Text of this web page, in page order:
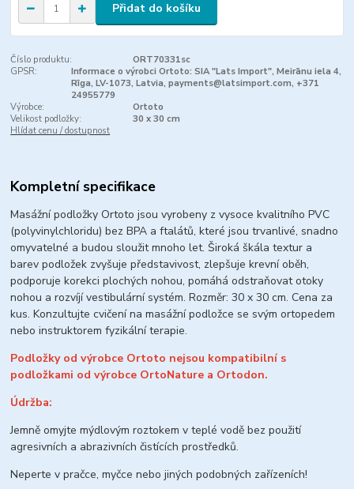
Přidat do košíku
Číslo produktu:
ORT70331sc
GPSR:
Informace o výrobci Ortoto: SIA "Lats Import", Meirānu iela 4,
Rīga, LV-1073, Latvia, payments@latsimport.com, +371
24955779
Výrobce:
Ortoto
Velikost podložky:
30 x 30 cm
Hlídat cenu / dostupnost
Kompletní specifikace
Masážní podložky Ortoto jsou vyrobeny z vysoce kvalitního PVC
(polyvinylchloridu) bez BPA a ftalátů, které jsou trvanlivé, snadno
omyvatelné a budou sloužit mnoho let. Široká škála textur a
barev podložek zvyšuje představivost, zlepšuje krevní oběh,
podporuje korekci plochých nohou, pomáhá odstraňovat otoky
nohou a rozvíjí vestibulární systém. Rozměr: 30 x 30 cm. Cena za
kus. Konzultujte cvičení na masážní podložce se svým ortopedem
nebo instruktorem fyzikální terapie.
Podložky od výrobce Ortoto nejsou kompatibilní s
podložkami od výrobce OrtoNature a Ortodon.
Údržba:
Jemně omyjte mýdlovým roztokem v teplé vodě bez použití
agresivních a abrazivních čistících prostředků.
Neperte v pračce, myčce nebo jiných podobných zařízeních!